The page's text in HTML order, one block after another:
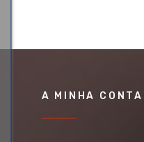
A MINHA CONTA